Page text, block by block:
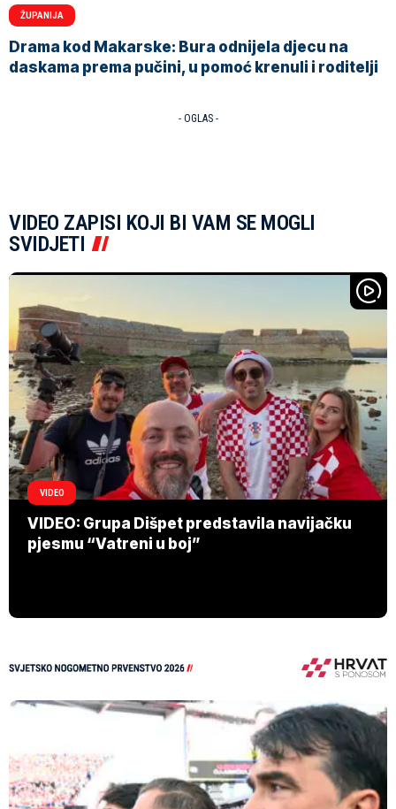
ŽUPANIJA
Drama kod Makarske: Bura odnijela djecu na
daskama prema pučini, u pomoć krenuli i roditelji
- OGLAS -
VIDEO ZAPISI KOJI BI VAM SE MOGLI
SVIDJETI
VIDEO
VIDEO: Grupa Dišpet predstavila navijačku
pjesmu “Vatreni u boj”